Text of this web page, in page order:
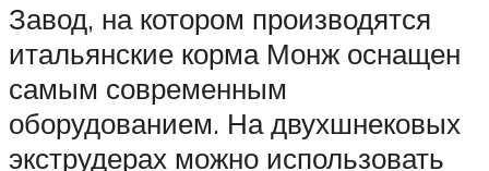
Завод, на котором производятся
итальянские корма Монж оснащен
самым современным
оборудованием. На двухшнековых
экструдерах можно использовать